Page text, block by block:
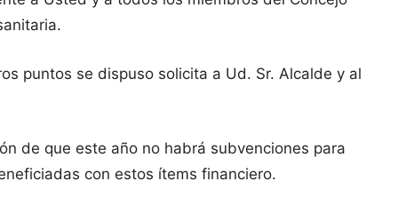
puntos se dispuso solicita a Ud. Sr. Alcalde y al
de que este año no habrá subvenciones para
con estos ítems financiero.